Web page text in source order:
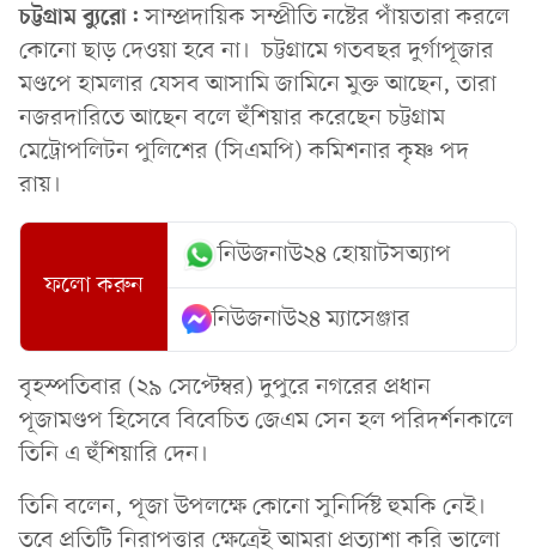
চট্টগ্রাম ব্যুরো:সাম্প্রদায়িক সম্প্রীতি নষ্টের পাঁয়তারা করলে
কোনো ছাড় দেওয়া হবে না। চট্টগ্রামে গতবছর দুর্গাপূজার
মণ্ডপে হামলার যেসব আসামি জামিনে মুক্ত আছেন, তারা
নজরদারিতে আছেন বলে হুঁশিয়ার করেছেন চট্টগ্রাম
মেট্রোপলিটন পুলিশের (সিএমপি) কমিশনার কৃষ্ণ পদ
রায়।
ফলো করুন
নিউজনাউ২৪ হোয়াটসঅ্যাপ
নিউজনাউ২৪ ম্যাসেঞ্জার
বৃহস্পতিবার (২৯ সেপ্টেম্বর) দুপুরে নগরের প্রধান
পূজামণ্ডপ হিসেবে বিবেচিত জেএম সেন হল পরিদর্শনকালে
তিনি এ হুঁশিয়ারি দেন।
তিনি বলেন, পূজা উপলক্ষে কোনো সুনির্দিষ্ট হুমকি নেই।
তবে প্রতিটি নিরাপত্তার ক্ষেত্রেই আমরা প্রত্যাশা করি ভালো